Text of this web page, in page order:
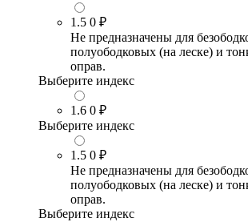
1.5 0 ₽
Не предназначены для
полуободковых (на леске) и
оправ.
Выберите индекс
1.6 0 ₽
Выберите индекс
1.5 0 ₽
Не предназначены для
полуободковых (на леске) и
оправ.
Выберите индекс